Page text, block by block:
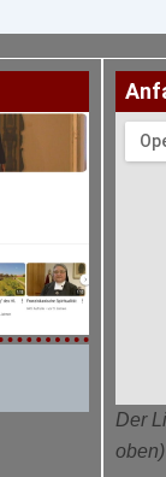
Der